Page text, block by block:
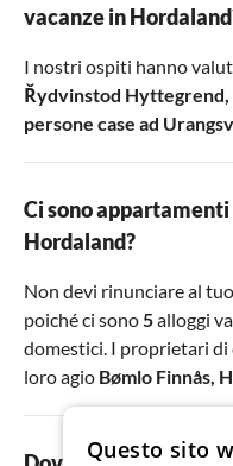
vacanze in
I nostri ospiti hanno
Řydvinstod Hyttegrend,
persone case ad
Ci sono
Hordaland?
Non devi rinunciare al
poiché ci sono5alloggi
domestici. I proprietari
loro agio Bømlo Finnås,
Questo sito